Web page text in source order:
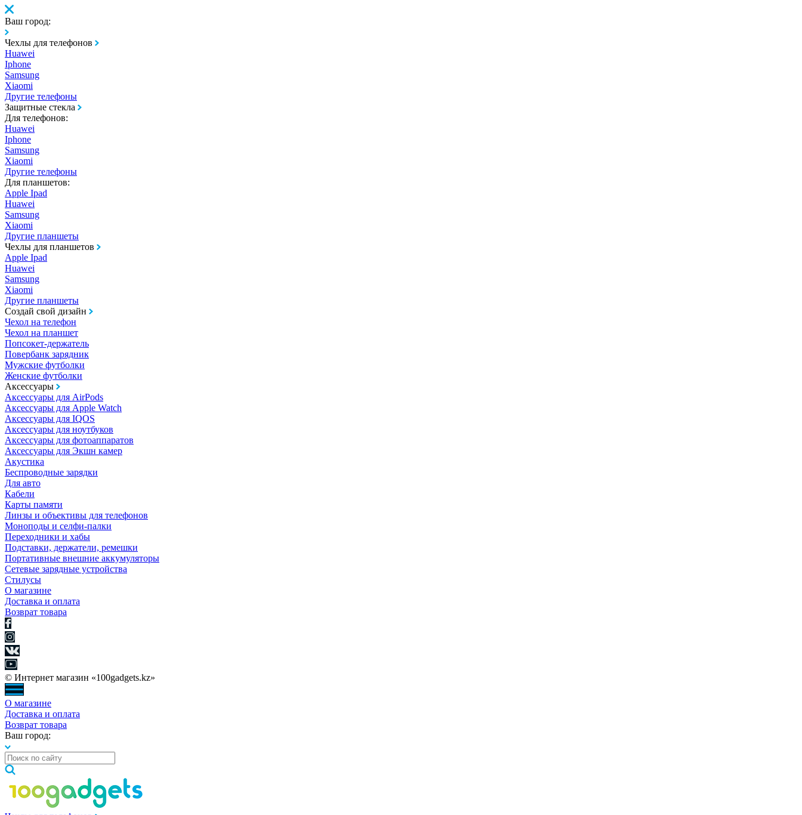
Ваш город:
Чехлы для телефонов
Huawei
Iphone
Samsung
Xiaomi
Другие телефоны
Защитные стекла
Для телефонов:
Huawei
Iphone
Samsung
Xiaomi
Другие телефоны
Для планшетов:
Apple Ipad
Huawei
Samsung
Xiaomi
Другие планшеты
Чехлы для планшетов
Apple Ipad
Huawei
Samsung
Xiaomi
Другие планшеты
Создай свой дизайн
Чехол на телефон
Чехол на планшет
Попсокет-держатель
Повербанк зарядник
Мужские футболки
Женские футболки
Аксессуары
Аксессуары для AirPods
Аксессуары для Apple Watch
Аксессуары для IQOS
Аксессуары для ноутбуков
Аксессуары для фотоаппаратов
Аксессуары для Экшн камер
Акустика
Беспроводные зарядки
Для авто
Кабели
Карты памяти
Линзы и объективы для телефонов
Моноподы и селфи-палки
Переходники и хабы
Подставки, держатели, ремешки
Портативные внешние аккумуляторы
Сетевые зарядные устройства
Стилусы
О магазине
Доставка и оплата
Возврат товара
© Интернет магазин «100gadgets.kz»
О магазине
Доставка и оплата
Возврат товара
Ваш город: